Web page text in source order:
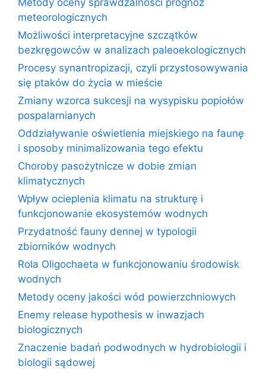
Metody oceny sprawdzalności prognoz
meteorologicznych
Możliwości interpretacyjne szczątków
bezkręgowców w analizach paleoekologicznych
Procesy synantropizacji, czyli przystosowywania
się ptaków do życia w mieście
Zmiany wzorca sukcesji na wysypisku popiołów
pospalarnianych
Oddziaływanie oświetlenia miejskiego na faunę
i sposoby minimalizowania tego efektu
Choroby pasożytnicze w dobie zmian
klimatycznych
Wpływ ocieplenia klimatu na strukturę i
funkcjonowanie ekosystemów wodnych
Przydatność fauny dennej w typologii
zbiorników wodnych
Rola Oligochaeta w funkcjonowaniu środowisk
wodnych
Metody oceny jakości wód powierzchniowych
Enemy release hypothesis w inwazjach
biologicznych
Znaczenie badań podwodnych w hydrobiologii i
biologii sądowej